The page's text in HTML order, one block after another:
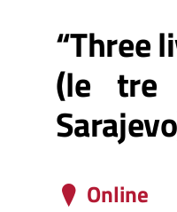
“Three
(le tre
Online